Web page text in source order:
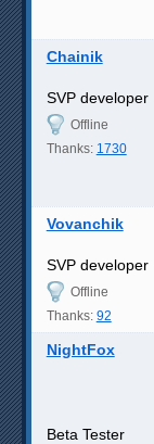
Chainik
SVP developer
Offline
Thanks: 1730
Vovanchik
SVP developer
Offline
Thanks: 92
NightFox
Beta Tester